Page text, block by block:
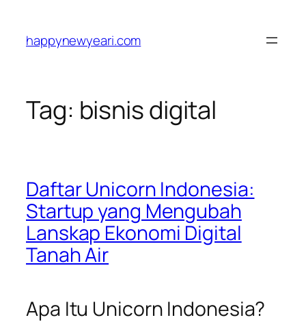
content
happynewyeari.com
Tag: bisnis digital
Daftar Unicorn Indonesia:
Startup yang Mengubah
Lanskap Ekonomi Digital
Tanah Air
Apa Itu Unicorn Indonesia?